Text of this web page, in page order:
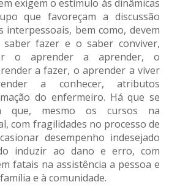
exigem o estímulo às dinâmicas
que favoreçam a discussão
interpessoais, bem como, devem
fazer e o saber conviver,
o aprender a aprender, o
a fazer, o aprender a viver
a conhecer, atributos
do enfermeiro. Há que se
que, mesmo os cursos na
com fragilidades no processo de
desempenho indesejado
induzir ao dano e erro, com
fatais na assistência a pessoa e
e à comunidade.